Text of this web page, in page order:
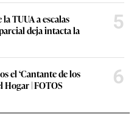
TUUA a escalas
deja intacta la
5
el ‘Cantante de los
Hogar | FOTOS
6